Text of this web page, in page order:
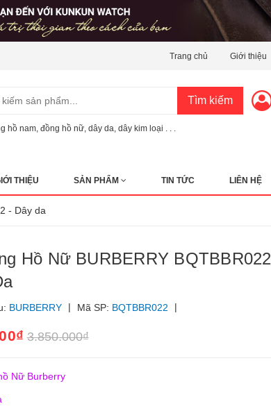
Trang chủ Giới thiệu
Tìm kiếm
hồ nam đồng hồ nữ dây da dây kim loại . . .
THIỆU SẢN PHẨM TIN TỨC LIÊN HỆ
- Dây da
Hồ Nữ BURBERRY BQTBBR022
BURBERRY | Mã SP: BQTBBR022 |
3.850.000₫
Nữ Burberry